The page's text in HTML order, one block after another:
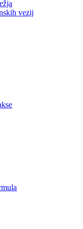
vezij